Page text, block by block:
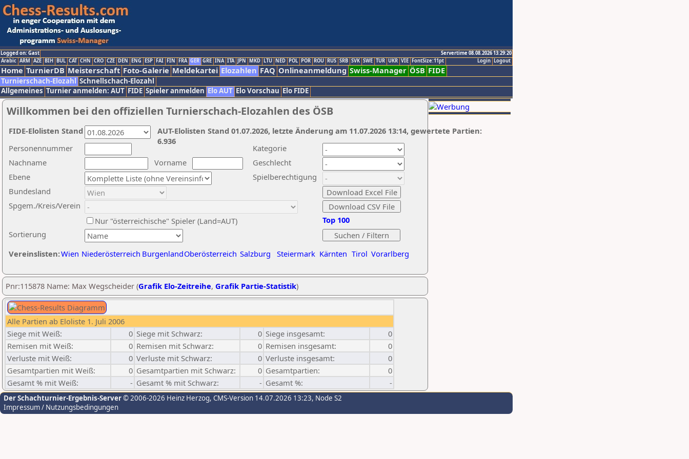
Logged on: Gast
Servertime 08.08.2026 13:29:20
Logout
Login
Arabic ARM AZE BIH BUL CAT CHN CRO CZE DEN ENG ESP FAI FIN FRA GER GRE INA ITA JPN MKD LTU NED POL POR ROU RUS SRB SVK SWE TUR UKR VIE FontSize:11pt
Home TurnierDB Meisterschaft Foto-Galerie Meldekartei Elozahlen FAQ Onlineanmeldung Swiss-Manager ÖSB FIDE
Turnierschach-Elozahl Schnellschach-Elozahl
Allgemeines Turnier anmelden: AUT FIDE Spieler anmelden Elo AUT Elo Vorschau Elo FIDE
Willkommen bei den offiziellen Turnierschach-Elozahlen des ÖSB
Nachname
Vorname
Ebene
Kategorie
Sortierung
Personennummer
Bundesland
Spgem./Kreis/Verein
Geschlecht
Nur "österreichische" Spieler (Land=AUT)
Spielberechtigung
Vereinslisten:Wien Niederösterreich BurgenlandOberösterreich Salzburg Steiermark Kärnten Tirol Vorarlberg
Top 100
AUT-Elolisten Stand 01.07.2026, letzte Änderung am 11.07.2026 13:14, gewertete Partien:
6.936
FIDE-Elolisten Stand
Pnr:115878 Name: Max Wegscheider (Grafik Elo-Zeitreihe, Grafik Partie-Statistik)
Alle Partien ab Eloliste 1. Juli 2006
Siege mit Weiß:
0 Siege mit Schwarz: 0 Siege insgesamt:
0
Remisen mit Weiß:
0 Remisen mit Schwarz: 0 Remisen insgesamt:
0
Verluste mit Weiß:
0 Verluste mit Schwarz: 0 Verluste insgesamt:
0
Gesamtpartien mit Weiß:
0 Gesamtpartien mit Schwarz: 0 Gesamtpartien:
0
Gesamt % mit Weiß:
- Gesamt % mit Schwarz: - Gesamt %: -
Der Schachturnier-Ergebnis-Server© 2006-2026 Heinz Herzog, CMS-Version 14.07.2026 13:23, Node S2
Impressum / Nutzungsbedingungen